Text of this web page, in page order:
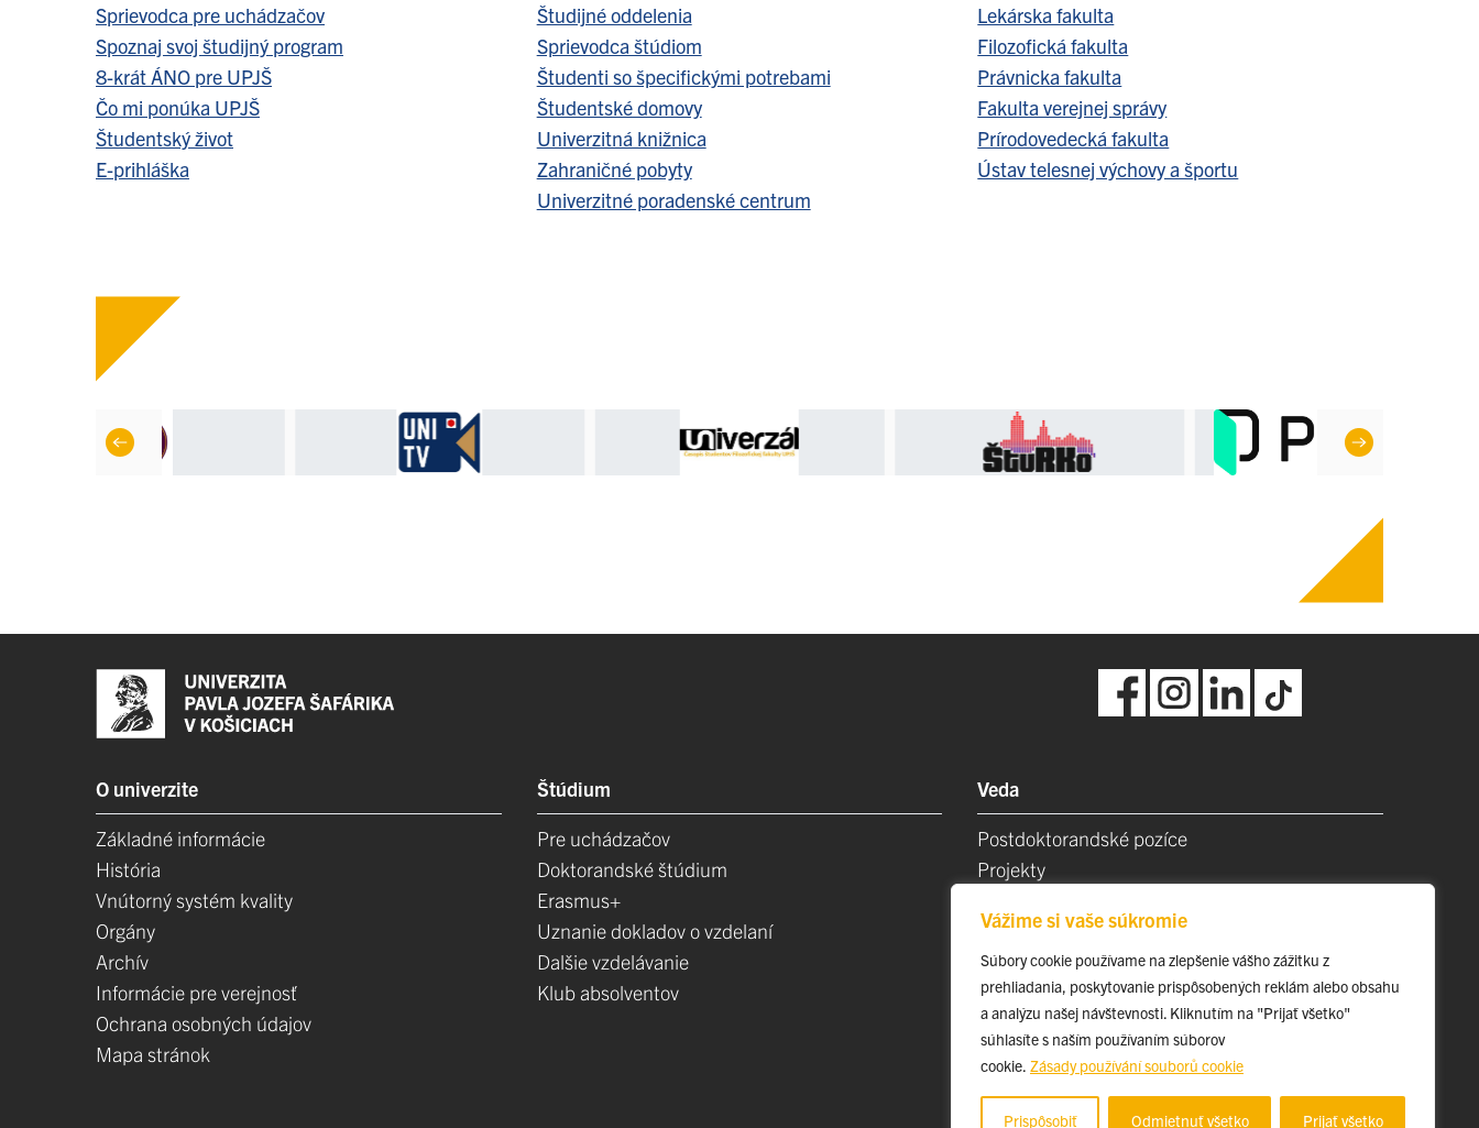
Vážime si vaše súkromie
Súbory cookie používame na zlepšenie vášho zážitku z
prehliadania, poskytovanie prispôsobených reklám alebo obsahu
a analýzu našej návštevnosti. Kliknutím na "Prijať všetko"
súhlasíte s naším používaním súborov
cookie. Zásady používání souborů cookie
Prispôsobiť Odmietnuť všetko Prijať všetko
Sprievodca pre uchádzačov
Spoznaj svoj študijný program
8-krát ÁNO pre UPJŠ
Čo mi ponúka UPJŠ
Študentský život
E-prihláška
Študijné oddelenia
Sprievodca štúdiom
Študenti so špecifickými potrebami
Študentské domovy
Univerzitná knižnica
Zahraničné pobyty
Univerzitné poradenské centrum
Lekárska fakulta
Filozofická fakulta
Právnicka fakulta
Fakulta verejnej správy
Prírodovedecká fakulta
Ústav telesnej výchovy a športu
O univerzite
Základné informácie
História
Vnútorný systém kvality
Orgány
Archív
Informácie pre verejnosť
Ochrana osobných údajov
Mapa stránok
Štúdium
Pre uchádzačov
Doktorandské štúdium
Erasmus+
Uznanie dokladov o vzdelaní
Dalšie vzdelávanie
Klub absolventov
Veda
Postdoktorandské pozíce
Projekty
TIP-UPJŠ
Vedecké parky
Evidencia publikačnej činnosti
Habilitačné a vymenúvacie konania